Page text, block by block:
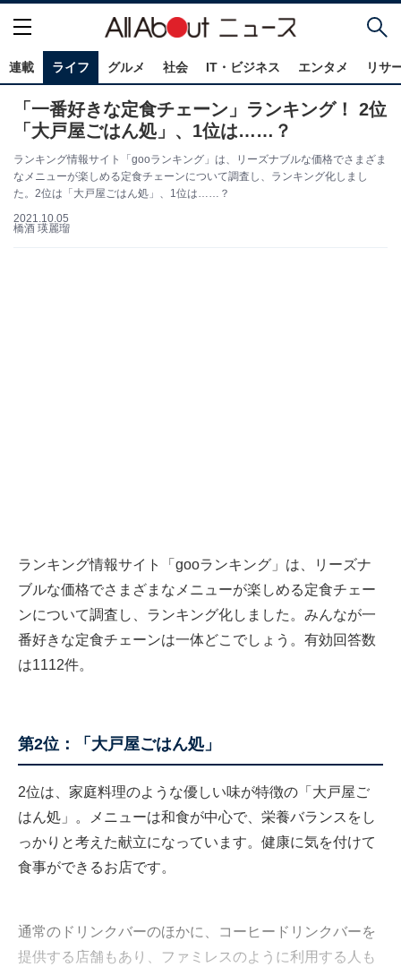
連載 ライフ グルメ 社会 IT・ビジネス エンタメ リサ
「一番好きな定食チェーン」ランキング！ 2位
「大戸屋ごはん処」、1位は……？
ランキング情報サイト「gooランキング」は、リーズナブルな価格でさまざま
なメニューが楽しめる定食チェーンについて調査し、ランキング化しまし
た。2位は「大戸屋ごはん処」、1位は……？
2021.10.05
橋酒 瑛麗瑠
ランキング情報サイト「gooランキング」は、リーズナ
ブルな価格でさまざまなメニューが楽しめる定食チェー
ンについて調査し、ランキング化しました。みんなが一
番好きな定食チェーンは一体どこでしょう。有効回答数
は1112件。
第2位：「大戸屋ごはん処」
2位は、家庭料理のような優しい味が特徴の「大戸屋ご
はん処」。メニューは和食が中心で、栄養バランスをし
っかりと考えた献立になっています。健康に気を付けて
食事ができるお店です。
通常のドリンクバーのほかに、コーヒードリンクバーを
提供する店舗もあり、ファミレスのように利用する人も